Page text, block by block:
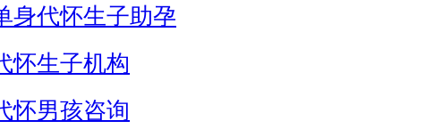
身代怀生子助孕
怀生子机构
怀男孩咨询